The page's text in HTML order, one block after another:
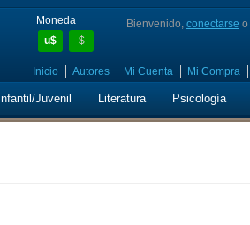
Moneda
u$
$
Bienvenido, conectarse o
Inicio Autores Mi Cuenta Mi Compra
Infantil/Juvenil Literatura Psicología